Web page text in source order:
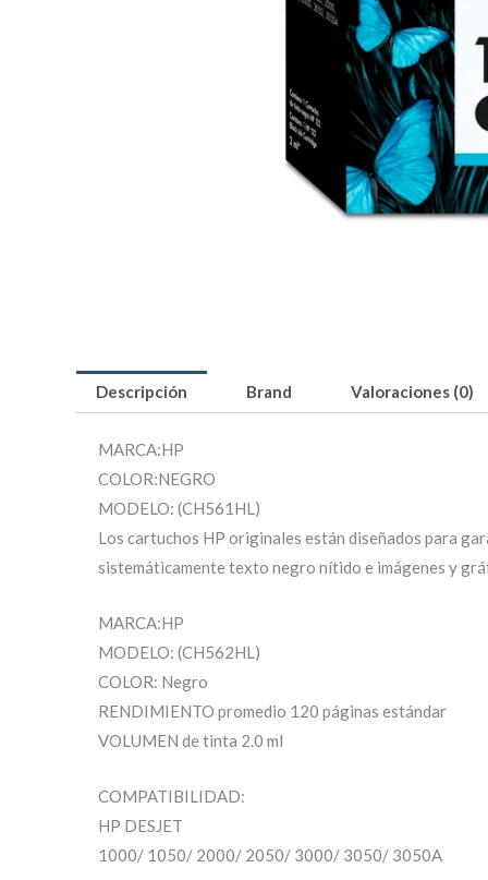
Descripción Brand Valoraciones (0)
MARCA:HP
COLOR:NEGRO
MODELO: (CH561HL)
Los cartuchos HP originales están diseñados para
sistemáticamente texto negro nítido e imágenes y
MARCA:HP
MODELO: (CH562HL)
COLOR: Negro
RENDIMIENTO promedio 120 páginas estándar
VOLUMEN de tinta 2.0 ml
COMPATIBILIDAD:
HP DESJET
1000/ 1050/ 2000/ 2050/ 3000/ 3050/ 3050A